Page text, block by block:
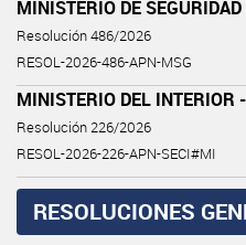
MINISTERIO DE
Resolución 486/2026
RESOL-2026-486-APN-MSG
MINISTERIO DEL INTERIOR
Resolución 226/2026
RESOL-2026-226-APN-SECI#MI
RESOLUCIONES